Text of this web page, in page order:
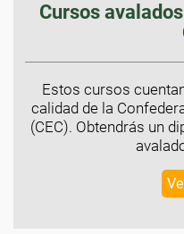
Cursos
Estos cursos
calidad de la
(CEC). Obtendrás un